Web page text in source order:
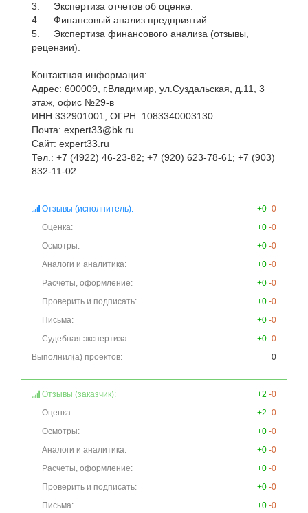
3.	Экспертиза отчетов об оценке.
4.	Финансовый анализ предприятий.
5.	Экспертиза финансового анализа (отзывы,
рецензии).
Контактная информация:
Адрес: 600009, г.Владимир, ул.Суздальская, д.11, 3
этаж, офис №29-в
ИНН:332901001, ОГРН: 1083340003130
Почта: expert33@bk.ru
Сайт: expert33.ru
Тел.: +7 (4922) 46-23-82; +7 (920) 623-78-61; +7 (903)
Отзывы (исполнитель): +0 -0
Оценка:
+0 -0
Осмотры:
+0 -0
Аналоги и аналитика:
+0 -0
Расчеты, оформление:
+0 -0
Проверить и подписать:
+0 -0
Письма:
+0 -0
Судебная экспертиза:
+0 -0
Выполнил(а) проектов:
0
Отзывы (заказчик): +2 -0
Оценка:
+2 -0
Осмотры:
+0 -0
Аналоги и аналитика:
+0 -0
Расчеты, оформление:
+0 -0
Проверить и подписать:
+0 -0
Письма:
+0 -0